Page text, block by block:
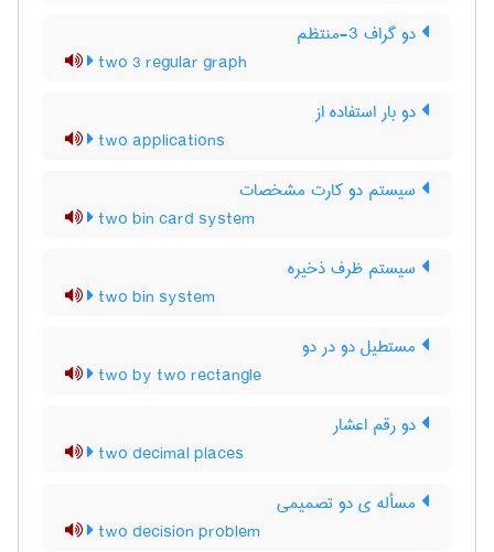
دو گراف 3-منتظم
two 3 regular graph
دو بار استفاده از
two applications
سیستم دو کارت مشخصات
two bin card system
سیستم ظرف ذخیره
two bin system
مستطیل دو در دو
two by two rectangle
دو رقم اعشار
two decimal places
مسأله ی دو تصمیمی
two decision problem